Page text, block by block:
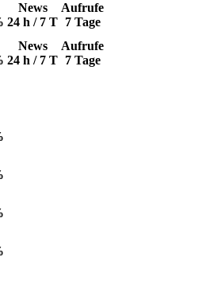
News
24 h / 7 T
Aufrufe
7 Tage
News
24 h / 7 T
Aufrufe
7 Tage